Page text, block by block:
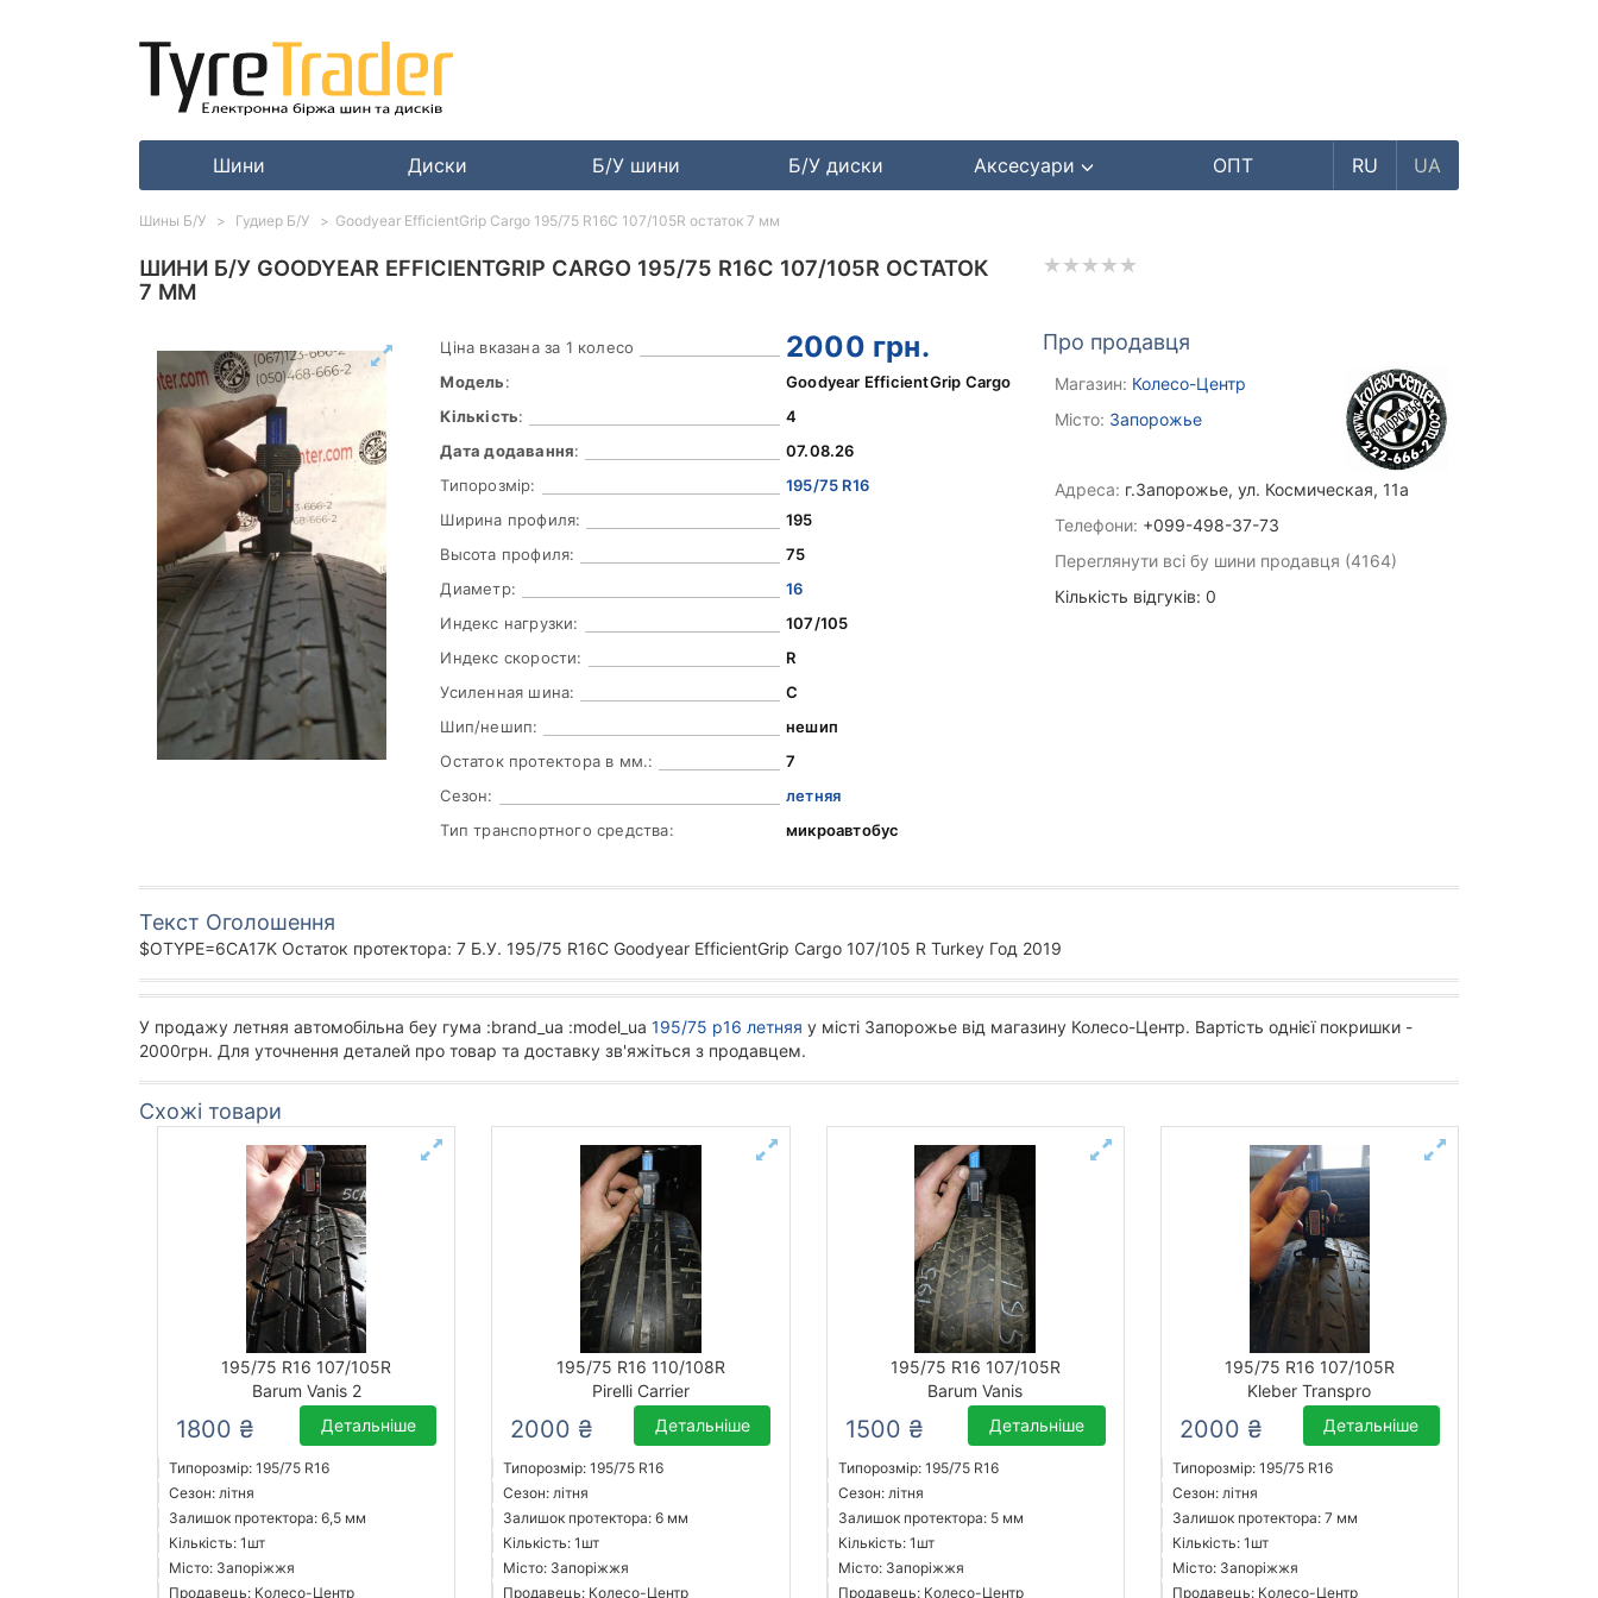
Шини Диски Б/У шини Б/У диски Аксесуари ОПТ RU UA
ШИНИ Б/У GOODYEAR EFFICIENTGRIP CARGO 195/75 R16C 107/105R ОСТАТОК
7 ММ
Ціна вказана за 1 колесо 2000 грн.
Модель:
Goodyear EfficientGrip Cargo
Кількість:
4
Дата додавання:
07.08.26
Типорозмір:
195/75 R16
Ширина профиля:
195
Высота профиля:
75
Диаметр:
16
Индекс нагрузки:
107/105
Индекс скорости:
R
Усиленная шина:
C
Шип/нешип:
нешип
Остаток протектора в мм.:
7
Сезон:
летняя
Тип транспортного средства:
микроавтобус
Про продавця
Магазин: Колесо-Центр
Місто: Запорожье
Адреса: г.Запорожье, ул. Космическая, 11а
Телефони: +099-498-37-73
Переглянути всі бу шини продавця (4164)
Кількість відгуків: 0
Текст Оголошення
$OTYPE=6CA17K Остаток протектора: 7 Б.У. 195/75 R16C Goodyear EfficientGrip Cargo 107/105 R Turkey Год 2019
У продажу летняя автомобільна беу гума :brand_ua :model_ua 195/75 р16 летняя у місті Запорожье від магазину Колесо-Центр. Вартість однієї покришки -
2000грн. Для уточнення деталей про товар та доставку зв'яжіться з продавцем.
Схожі товари
195/75 R16 107/105R
Barum Vanis 2
1800 ₴ Детальніше
Типорозмір: 195/75 R16
Сезон: літня
Залишок протектора: 6,5 мм
Кількість: 1шт
Місто: Запоріжжя
Продавець: Колесо-Центр
195/75 R16 110/108R
Pirelli Carrier
2000 ₴ Детальніше
Типорозмір: 195/75 R16
Сезон: літня
Залишок протектора: 6 мм
Кількість: 1шт
Місто: Запоріжжя
Продавець: Колесо-Центр
195/75 R16 107/105R
Barum Vanis
1500 ₴ Детальніше
Типорозмір: 195/75 R16
Сезон: літня
Залишок протектора: 5 мм
Кількість: 1шт
Місто: Запоріжжя
Продавець: Колесо-Центр
195/75 R16 107/105R
Kleber Transpro
2000 ₴ Детальніше
Типорозмір: 195/75 R16
Сезон: літня
Залишок протектора: 7 мм
Кількість: 1шт
Місто: Запоріжжя
Продавець: Колесо-Центр
Шины Б/У Гудиер Б/У Goodyear EfficientGrip Cargo 195/75 R16C 107/105R остаток 7 мм